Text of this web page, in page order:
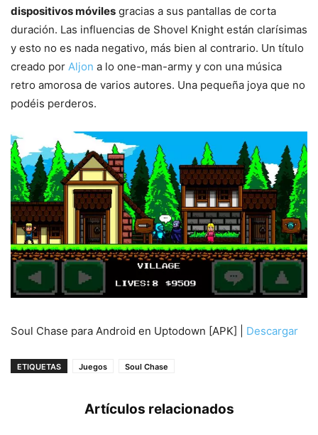
dispositivos móviles gracias a sus pantallas de corta
duración. Las influencias de Shovel Knight están clarísimas
y esto no es nada negativo, más bien al contrario. Un título
creado por Aljon a lo one-man-army y con una música
retro amorosa de varios autores. Una pequeña joya que no
podéis perderos.
Soul Chase para Android en Uptodown [APK] | Descargar
ETIQUETAS Juegos Soul Chase
Artículos relacionados